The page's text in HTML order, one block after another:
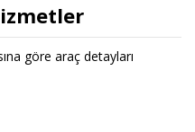
göre araç detayları